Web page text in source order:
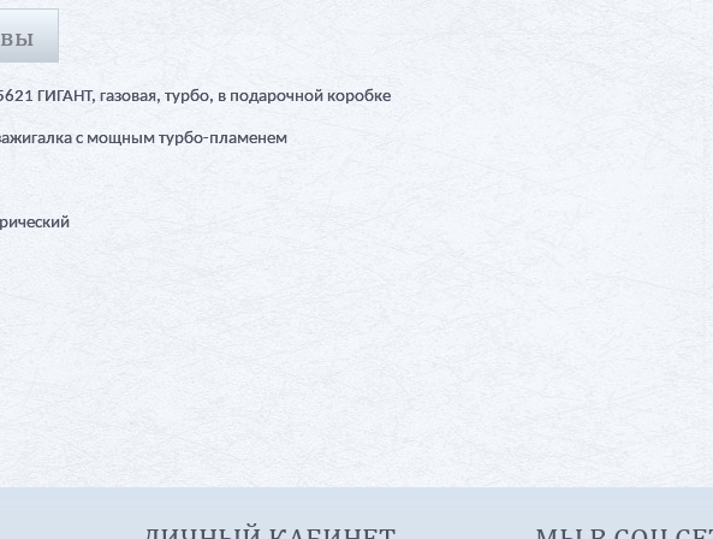
ГИГАНТ, газовая, турбо, в подарочной коробке
с мощным турбо-пламенем